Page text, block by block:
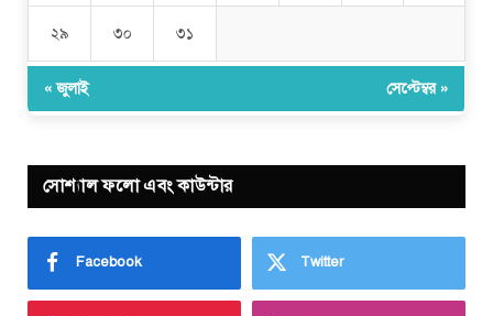
২৯ ৩০ ৩১
« জুলাই সেপ্টেম্বর »
সোশ্যাল ফলো এবং কাউন্টার
Facebook Twitter